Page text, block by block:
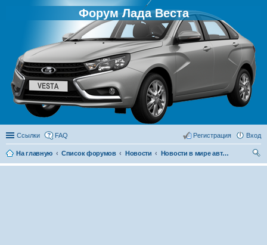
Форум Лада Веста
Ссылки FAQ Вход
Регистрация
На главную Список форумов Новости
Новости в мире автомобилей
ои